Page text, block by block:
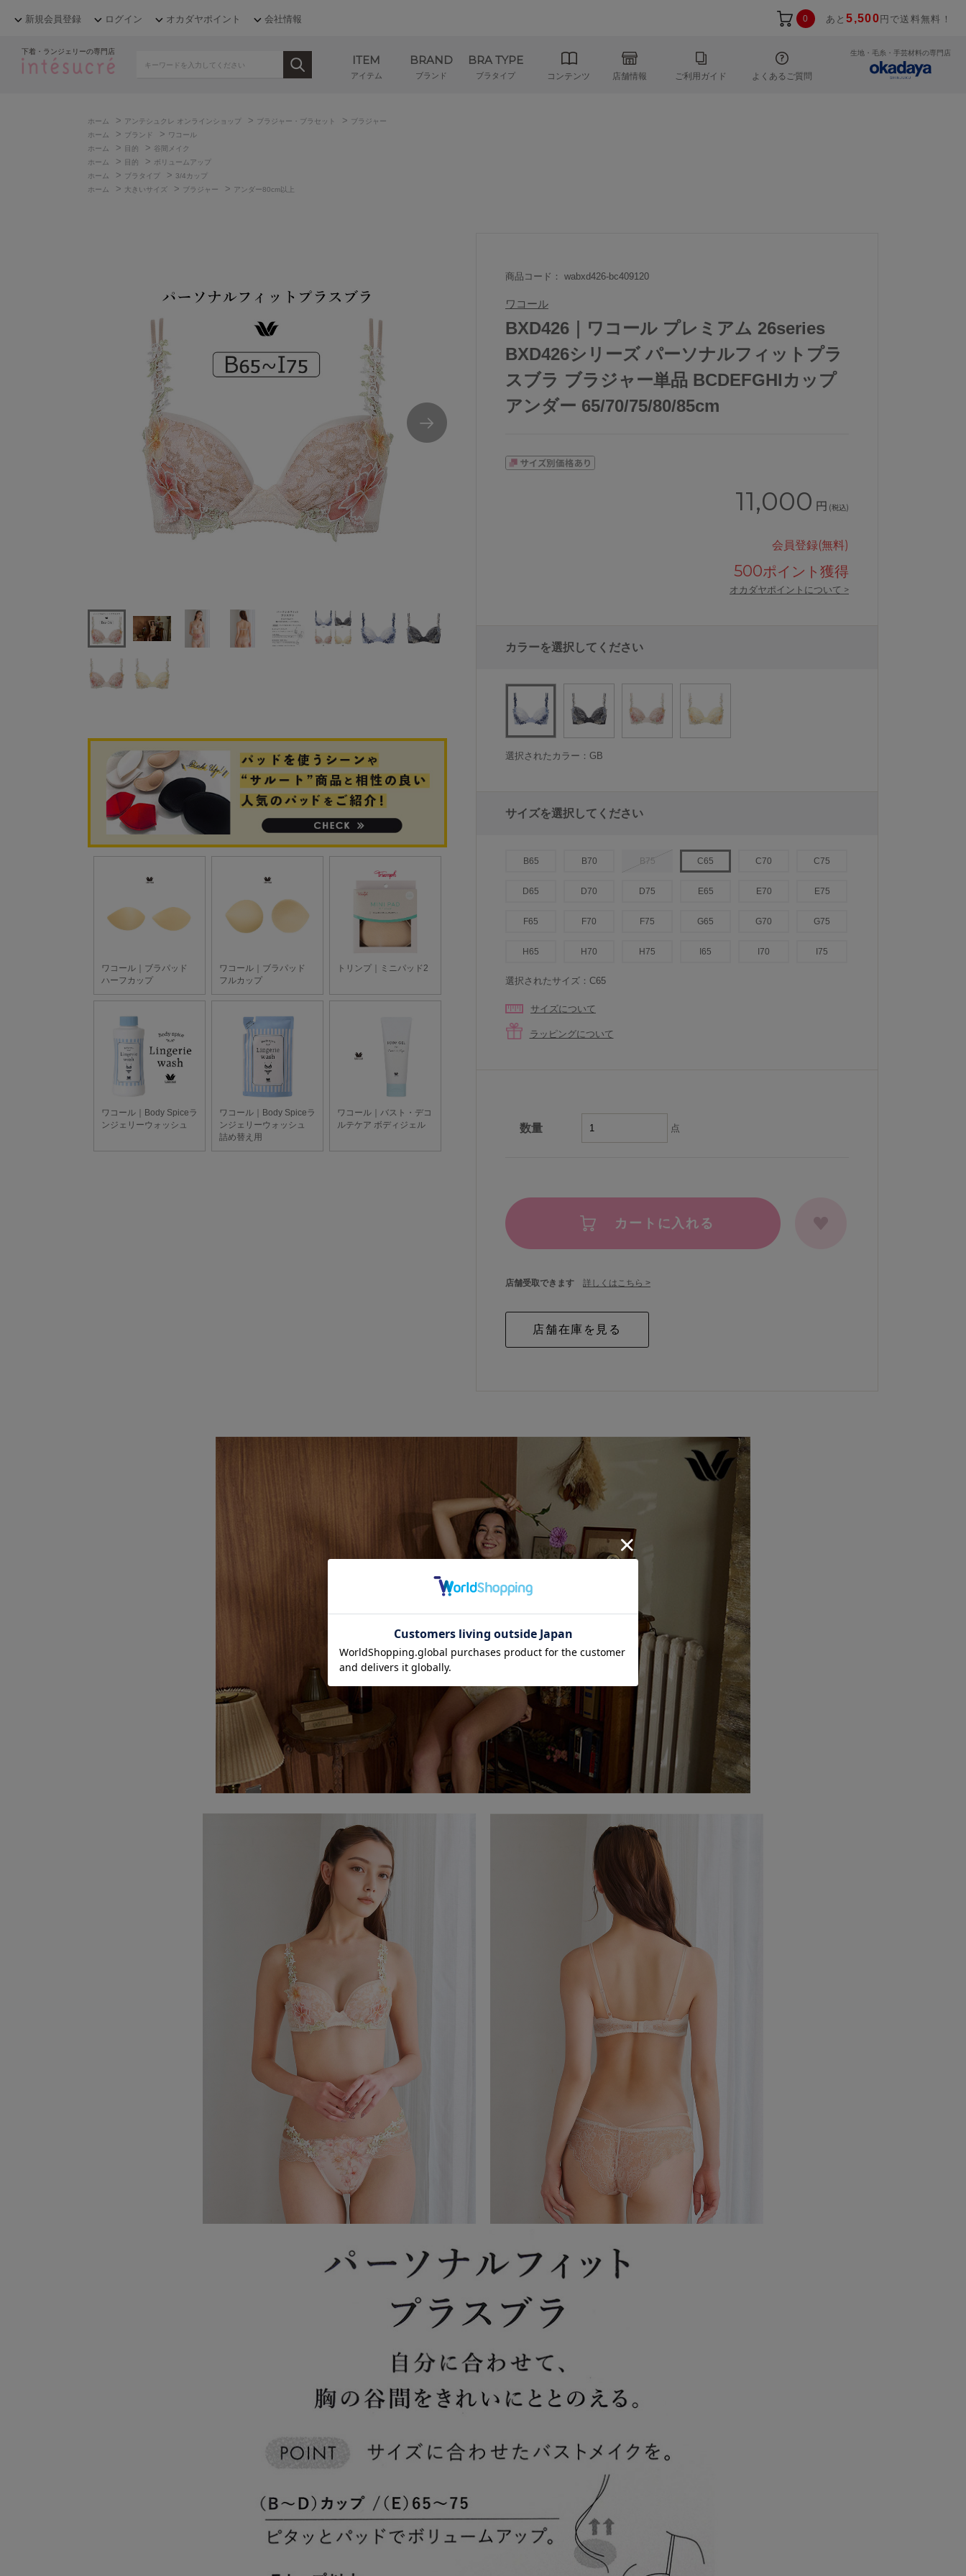
新規会員登録 ログイン オカダヤポイント 会社情報 0 あと5,500 円で送料無料！
下着・ランジェリーの専門店
ITEM
アイテム
BRAND
ブランド
BRA TYPE
ブラタイプ コンテンツ 店舗情報 ご利用ガイド よくあるご質問
生地・毛糸・手芸材料の専門店
ホーム > アンテシュクレ オンラインショップ > ブラジャー・ブラセット > ブラジャー
ホーム
> ブランド > ワコール
ホーム
> 目的 > 谷間メイク
ホーム
> 目的 > ボリュームアップ
ホーム
> ブラタイプ > 3/4カップ
ホーム
> 大きいサイズ > ブラジャー > アンダー80cm以上
商品コード： wabxd426-bc409120
ワコール
BXD426｜ワコール プレミアム 26series
BXD426シリーズ パーソナルフィットプラ
スブラ ブラジャー単品 BCDEFGHIカップ
アンダー 65/70/75/80/85cm
11,000 円 (税込)
会員登録(無料)
500ポイント獲得
オカダヤポイントについて >
カラーを選択してください
選択されたカラー：GB
サイズを選択してください
B65 B70 B75 C65 C70 C75
D65 D70 D75 E65 E70 E75
F65 F70 F75 G65 G70 G75
H65 H70 H75 I65 I70 I75
選択されたサイズ：C65
サイズについて
ラッピングについて
数量 点
カートに入れる
店舗受取できます 詳しくはこちら >